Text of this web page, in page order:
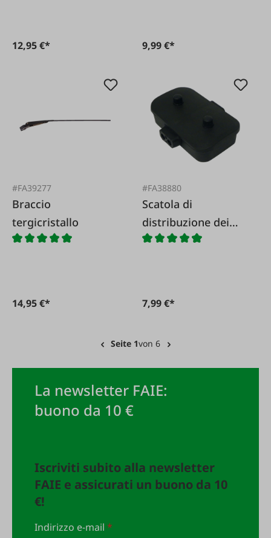
12,95 €* 9,99 €*
#FA39277
Braccio
tergicristallo
14,95 €*
#FA38880
Scatola di
distribuzione dei
cavi
7,99 €*
Seite 1von 6
La newsletter FAIE:
buono da 10 €
Iscriviti subito alla newsletter
FAIE e assicurati un buono da 10
€!
Indirizzo e-mail*